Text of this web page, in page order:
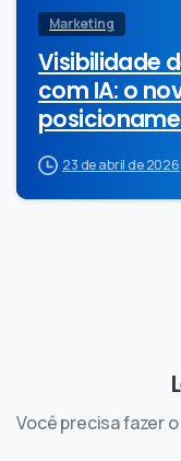
Marketing
Visibilidade
com IA: o
23 de abril de 2026
Você precisa fazer o